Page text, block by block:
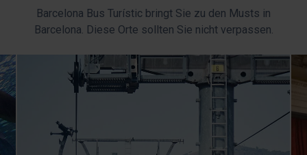
Sie können Ihre Auswahl der Cookies jederzeit
anpassen, indem Sie auf die Option „Cookies verwalten“
Barcelona Bus Turístic bringt Sie zu den Musts in
Barcelona. Diese Orte sollten Sie nicht verpassen.